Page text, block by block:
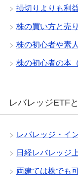
損切りよりも利
株の買い方と売
株の初心者や素
株の初心者の本
レバレッジETF
レバレッジ・イ
日経レバレッジ
両建ては株でも